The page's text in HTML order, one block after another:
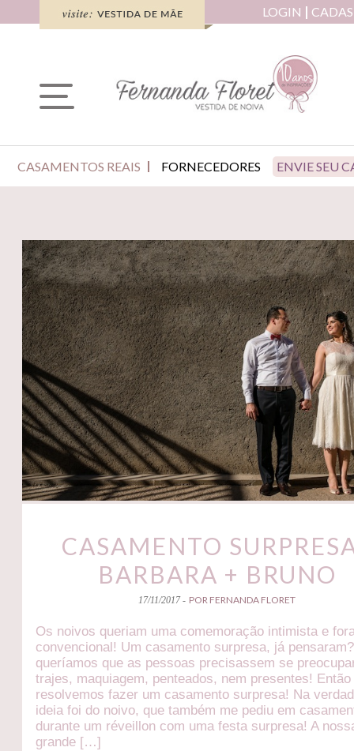
LOGIN
CASAMENTOS REAIS FORNECEDORES ENVIE SEU
CASAMENTO
BARBARA + BRUNO
17/11/2017 - POR FERNANDA FLORET
Os noivos queriam uma comemoração intimista e
convencional! Um casamento surpresa, já
queríamos que as pessoas precisassem se
trajes, maquiagem, penteados, nem presentes! Então
resolvemos fazer um casamento surpresa! Na
ideia foi do noivo, que também me pediu em
durante um réveillon com uma festa surpresa! A
grande […]